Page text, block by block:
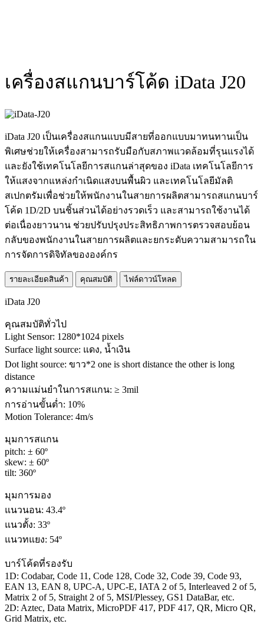
เครื่องสแกนบาร์โค้ด iData J20
iData J20 เป็นเครื่องสแกนแบบมีสายที่ออกแบบมาทนทานเป็น
พิเศษช่วยให้เครื่องสามารถรับมือกับสภาพแวดล้อมที่รุนแรงได้
และยังใช้เทคโนโลยีการสแกนล่าสุดของ iData เทคโนโลยีการ
ให้แสงจากแหล่งกำเนิดแสงบนพื้นผิว และเทคโนโลยีมัลติ
สเปกตรัมเพื่อช่วยให้พนักงานในสายการผลิตสามารถสแกนบาร์
โค้ด 1D/2D บนชิ้นส่วนได้อย่างรวดเร็ว และสามารถใช้งานได้
ต่อเนื่องยาวนาน ช่วยปรับปรุงประสิทธิภาพการตรวจสอบย้อน
กลับของพนักงานในสายการผลิตและยกระดับความสามารถใน
การจัดการดิจิทัลขององค์กร
รายละเอียดสินค้า คุณสมบัติ ไฟล์ดาวน์โหลด
iData J20
คุณสมบัติทั่วไป
Light Sensor: 1280*1024 pixels
Surface light source: แดง, น้ำเงิน
Dot light source: ขาว*2 one is short distance the other is long
distance
ความแม่นยำในการสแกน: ≥ 3mil
การอ่านขั้นต่ำ: 10%
Motion Tolerance: 4m/s
มุมการสแกน
pitch: ± 60º
skew: ± 60º
tilt: 360º
มุมการมอง
แนวนอน: 43.4º
แนวตั้ง: 33º
แนวทแยง: 54º
บาร์โค้ดที่รองรับ
1D: Codabar, Code 11, Code 128, Code 32, Code 39, Code 93,
EAN 13, EAN 8, UPC-A, UPC-E, IATA 2 of 5, Interleaved 2 of 5,
Matrix 2 of 5, Straight 2 of 5, MSI/Plessey, GS1 DataBar, etc.
2D: Aztec, Data Matrix, MicroPDF 417, PDF 417, QR, Micro QR,
Grid Matrix, etc.